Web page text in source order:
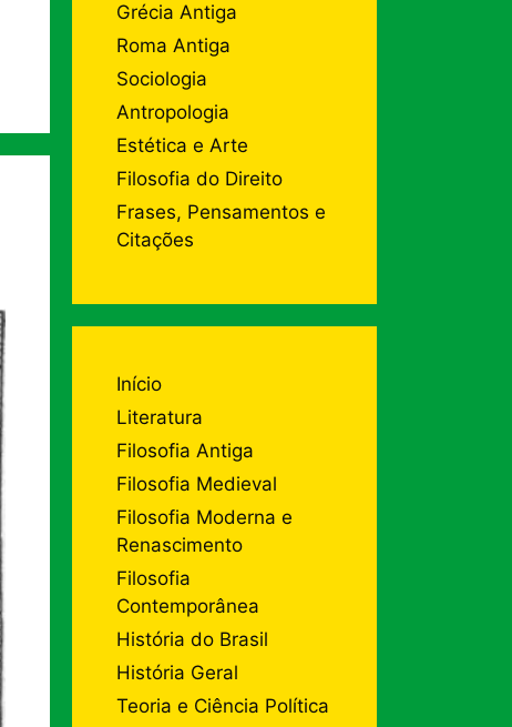
Grécia Antiga
Roma Antiga
Sociologia
Antropologia
Estética e Arte
Filosofia do Direito
Frases, Pensamentos e
Citações
Início
Literatura
Filosofia Antiga
Filosofia Medieval
Filosofia Moderna e
Renascimento
Filosofia
Contemporânea
História do Brasil
História Geral
Teoria e Ciência Política